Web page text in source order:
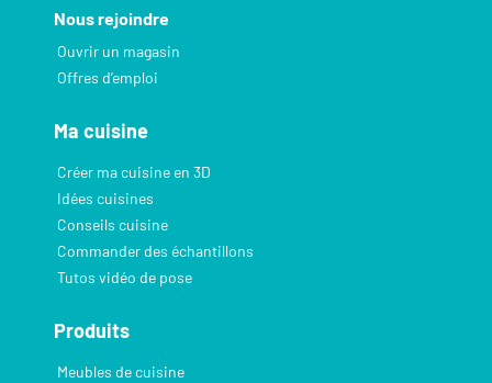
Nous rejoindre
Ouvrir un magasin
Offres d’emploi
Ma cuisine
Créer ma cuisine en 3D
Idées cuisines
Conseils cuisine
Commander des échantillons
Tutos vidéo de pose
Produits
Meubles de cuisine